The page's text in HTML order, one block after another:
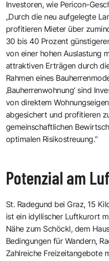
Investoren, wie Pericon-
„Durch die neu aufgelegte
profitieren Mieter über
30 bis 40 Prozent
von einer hohen Auslastung
attraktiven Erträgen durch
Rahmen eines
‚Bauherrenwohnung‘ sind
von direktem
abgesichert und profitieren
gemeinschaftlichen
optimalen Risikostreuung.“
Potenzial am
St. Radegund bei Graz, 15
ist ein idyllischer Luftkurort
Nähe zum Schöckl, dem
Bedingungen für Wandern,
Zahlreiche Freizeitangebote